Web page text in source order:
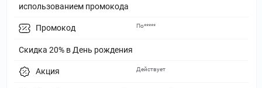
использованием промокода
Промокод
Скидка 20% в День рождения
По*****
Акция Действует